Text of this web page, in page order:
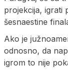
projekcija, igrati
šesnaestine
Ako je
odnosno, da
igrom to nije